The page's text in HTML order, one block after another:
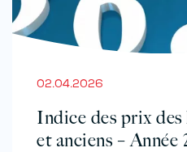
02.04.2026
Indice des prix des
et anciens – Année